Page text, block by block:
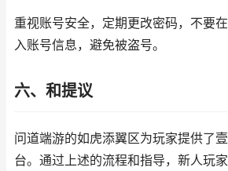
重视账号安全，定期更改密码，不要
入账号信息，避免被盗号。
六、和提议
问道端游的如虎添翼区为玩家提供了
台。通过上述的流程和指导，新人玩